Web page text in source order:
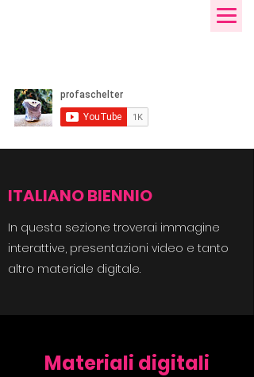
ITALIANO BIENNIO
In questa sezione troverai immagine
interattive, presentazioni video e tanto
altro materiale digitale.
Materiali digitali